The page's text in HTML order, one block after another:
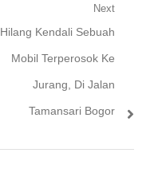
Next
Next
post:
Hilang Kendali Sebuah
Mobil Terperosok Ke
Jurang, Di Jalan
Tamansari Bogor